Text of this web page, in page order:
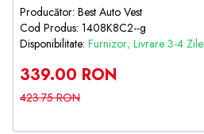
Producător: Best Auto Vest
Cod Produs: 1408K8C2--g
Disponibilitate: Furnizor; Livrare 3-4 Zile
339.00 RON
423.75 RON